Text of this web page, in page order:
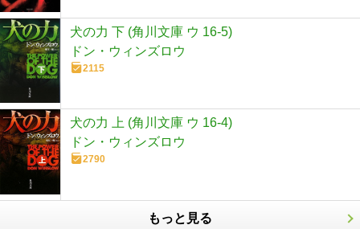
犬の力 下 (角川文庫 ウ 16-5)
ドン・ウィンズロウ
2115
犬の力 上 (角川文庫 ウ 16-4)
ドン・ウィンズロウ
2790
もっと見る